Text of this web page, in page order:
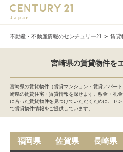
不動産・不動産情報のセンチュリー21 賃貸
宮崎県の賃貸物件を
宮崎県の賃貸物件（賃貸マンション・賃貸アパー
崎県の賃貸住宅・賃貸情報を探せます。敷金・礼
に合った賃貸物件を見つけていただくために、セ
で賃貸物件情報をご提供しています。
福岡県 佐賀県 長崎県